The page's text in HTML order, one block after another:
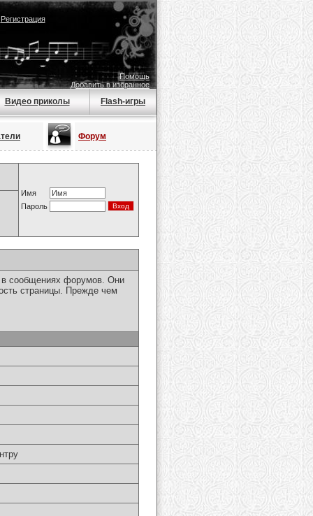
Регистрация
Помощь
Добавить в избранное
Видео приколы Flash-игры
Форум
Имя
Пароль
в сообщениях форумов. Они
страницы. Прежде чем